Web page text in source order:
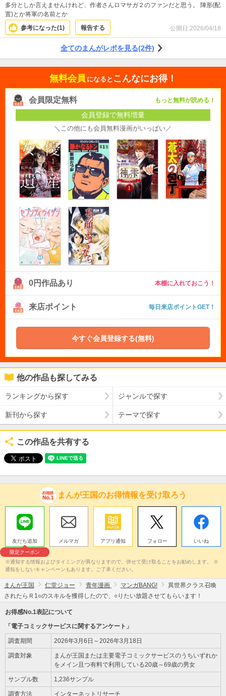
多分としか言えませんけれど、作者さんロマサガ２のファンだと思う。 陣形(配
置)とか将軍の名前とか
参考になった(1) 報告する 公開日:2026/04/18
全てのまんがレポを見る(2件)
無料会員 になると こんなにお得！
会員限定無料 もっと無料が読める！
会員登録で無料増量
＼この他にも会員無料漫画がいっぱい／
0円作品あり 本棚に入れておこう！
来店ポイント 毎日来店ポイントGET！
今すぐ会員登録する(無料)
他の作品も探してみる
ランキングから探す ジャンルで探す
新刊から探す テーマで探す
この作品を共有する
まんが王国のお得情報を受け取ろう
友だち追加
限定クーポン
メルマガ アプリ通知 フォロー いいね
※通知する情報およびタイミングが異なりますので、併せて受け取ることをお勧めします。 ※
通知をしないキャンペーンもあります。ご了承ください。
まんが王国 仁堂ジョー 青年漫画 マンガBANG!
異世界クラス召喚
されたらＲ1○のスキルを獲得したので、○りたい放題させてもらいます！
お得感No.1表記について
「電子コミックサービスに関するアンケート」
調査期間 2026年3月6日～2026年3月18日
調査対象
まんが王国または主要電子コミックサービスのうちいずれか
をメイン且つ有料で利用している20歳～69歳の男女
サンプル数 1,236サンプル
調査方法 インターネットリサーチ